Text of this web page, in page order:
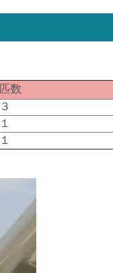
匹数
３
１
１